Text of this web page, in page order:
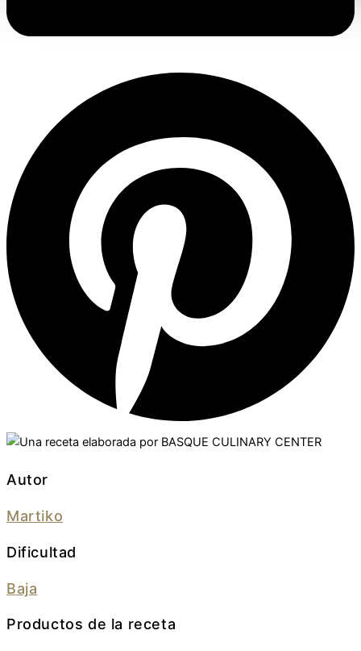
Autor
Martiko
Dificultad
Baja
Productos de la receta